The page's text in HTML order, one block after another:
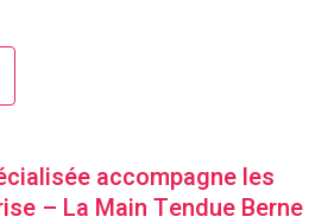
accompagne les
– La Main Tendue Berne